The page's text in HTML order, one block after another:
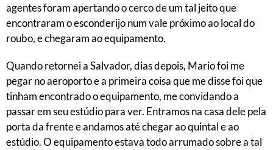
agentes foram apertando o cerco de um tal jeito que
encontraram o esconderijo num vale próximo ao local do
roubo, e chegaram ao equipamento.
Quando retornei a Salvador, dias depois, Mario foi me
pegar no aeroporto e a primeira coisa que me disse foi que
tinham encontrado o equipamento, me convidando a
passar em seu estúdio para ver. Entramos na casa dele pela
porta da frente e andamos até chegar ao quintal e ao
estúdio. O equipamento estava todo arrumado sobre a tal